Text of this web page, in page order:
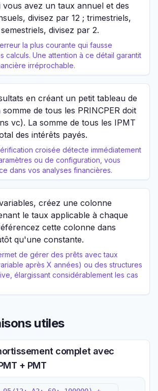
vous avez un taux annuel et des
divisez par 12 ; trimestriels,
divisez par 2.
la plus courante qui fausse
calculs. Une attention à ce détail garantit
irréprochable.
en créant un petit tableau de
de tous les PRINCPER doit
vc). La somme de tous les IPMT
des intérêts payés.
croisée détecte immédiatement
ou de configuration, vous
dans vos analyses financières.
créez une colonne
le taux applicable à chaque
cette colonne dans
qu'une constante.
de gérer des prêts avec taux
après X années) ou des structures
élargissant considérablement les cas
utiles
complet avec
+ PMT